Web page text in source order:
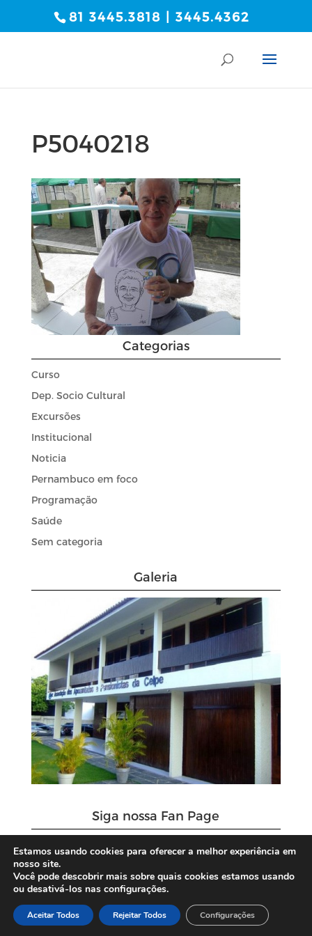
81 3445.3818 | 3445.4362
P5040218
Categorias
Curso
Dep. Socio Cultural
Excursões
Institucional
Noticia
Pernambuco em foco
Programação
Saúde
Sem categoria
Galeria
Siga nossa Fan Page
Estamos usando cookies para oferecer a melhor experiência em
nosso site.
Você pode descobrir mais sobre quais cookies estamos usando
ou desativá-los nas configurações.
Aceitar Todos Rejeitar Todos Configurações